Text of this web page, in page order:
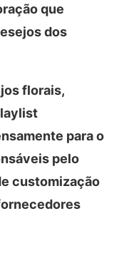
que
dos
florais,
para o
pelo
customização